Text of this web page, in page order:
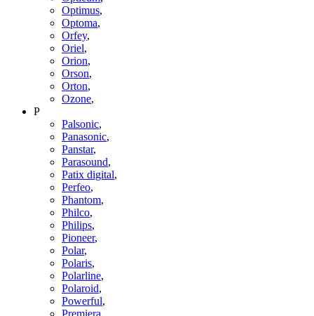
Optimus,
Optoma,
Orfey,
Oriel,
Orion,
Orson,
Orton,
Ozone,
P
Palsonic,
Panasonic,
Panstar,
Parasound,
Patix digital,
Perfeo,
Phantom,
Philco,
Philips,
Pioneer,
Polar,
Polaris,
Polarline,
Polaroid,
Powerful,
Premiera,